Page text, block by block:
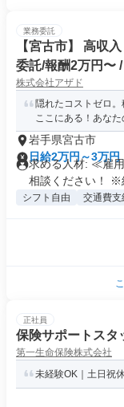
業務委託
【宮古市】 高収
委託/報酬2万円〜
株式会社アザド
隠れたコストゼロ
ここにある！あな
岩手県宮古市
日給2万円～3万円
求める人材: ≪雇
相談ください！ ※
シフト自由 交通費支
正社員
保険サポートスタ
第一生命保険株式会社
未経験OK｜土日祝